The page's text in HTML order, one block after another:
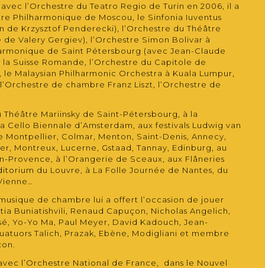
l’Orchestre du Teatro Regio de Turin en 2006, il a
Philharmonique de Moscou, le Sinfonia Iuventus
de Krzysztof Penderecki), l’Orchestre du Théâtre
de Valery Gergiev), l’Orchestre Simon Bolivar à
de Saint Pétersbourg (avec Jean-Claude
la Suisse Romande, l’Orchestre du Capitole de
le Malaysian Philharmonic Orchestra à Kuala Lumpur,
de chambre Franz Liszt, l’Orchestre de
Théâtre Mariinsky de Saint-Pétersbourg, à la
Cello Biennale d’Amsterdam, aux festivals Ludwig van
Montpellier, Colmar, Menton, Saint-Denis, Annecy,
Montreux, Lucerne, Gstaad, Tannay, Edinburg, au
Provence, à l’Orangerie de Sceaux, aux Flâneries
du Louvre, à La Folle Journée de Nantes, du
de chambre lui a offert l’occasion de jouer
Buniatishvili, Renaud Capuçon, Nicholas Angelich,
Yo-Yo Ma, Paul Meyer, David Kadouch, Jean-
Talich, Prazak, Ebène, Modigliani et membre
l’Orchestre National de France, dans le Nouvel